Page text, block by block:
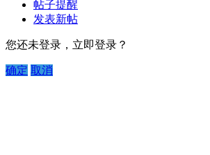
帖子提醒
发表新帖
您还未登录，立即登录？
确定 取消